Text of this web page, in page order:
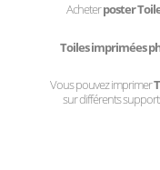
Acheterposter
Toiles imprimées
Vous pouvez imprimer
sur différents